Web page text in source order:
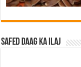
Safed Daag ka ilaj